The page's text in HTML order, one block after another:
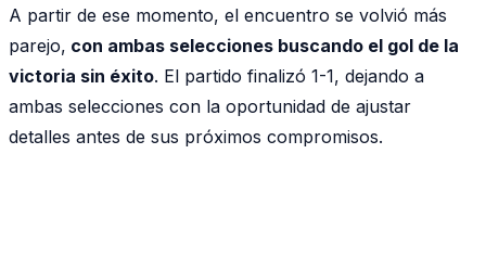
A partir de ese momento, el encuentro se volvió más
parejo, con ambas selecciones buscando el gol de la
victoria sin éxito. El partido finalizó 1-1, dejando a
ambas selecciones con la oportunidad de ajustar
detalles antes de sus próximos compromisos.